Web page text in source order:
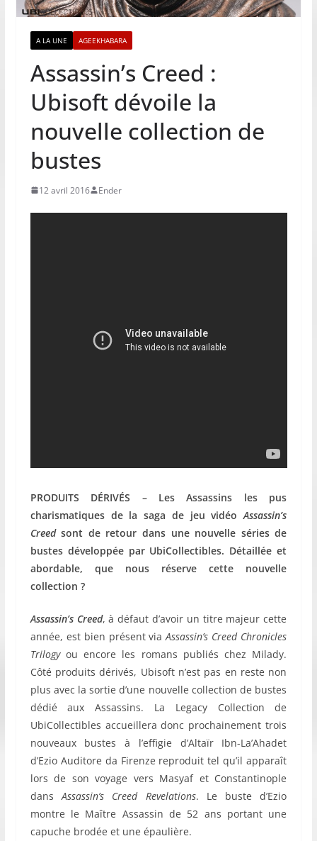
A LA UNE AGEEKHABARA
Assassin’s Creed :
Ubisoft dévoile la
nouvelle collection de
bustes
12 avril 2016 Ender
PRODUITS DÉRIVÉS – Les Assassins les pus
charismatiques de la saga de jeu vidéoAssassin’s
Creedsont de retour dans une nouvelle séries de
bustes développée par UbiCollectibles. Détaillée et
abordable, que nous réserve cette nouvelle
collection ?
Assassin’s Creed, à défaut d’avoir un titre majeur cette
année, est bien présent viaAssassin’s Creed Chronicles
Trilogy ou encore les romans publiés chez Milady.
Côté produits dérivés, Ubisoft n’est pas en reste non
plus avec la sortie d’une nouvelle collection de bustes
dédié aux Assassins. La Legacy Collection de
UbiCollectibles accueillera donc prochainement trois
nouveaux bustes à l’effigie d’Altaïr Ibn-La’Ahadet
d’Ezio Auditore da Firenze reproduit tel qu’il apparaît
lors de son voyage vers Masyaf et Constantinople
dans Assassin’s Creed Revelations. Le buste d’Ezio
montre le Maître Assassin de 52 ans portant une
capuche brodée et une épaulière.